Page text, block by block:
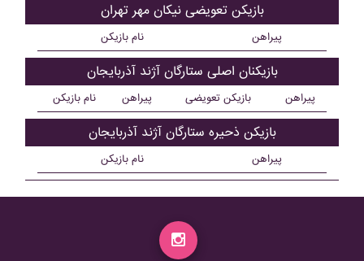
بازیکن تعویضی نيکان مهر تهران
نام بازیکن پیراهن
بازیکنان اصلی ستارگان آژند آذربايجان
نام بازیکن پیراهن بازیکن تعویضی پیراهن
بازیکن ذحیره ستارگان آژند آذربايجان
نام بازیکن پیراهن